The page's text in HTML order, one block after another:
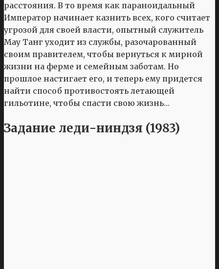
расстояния. В то время как параноидальный
Император начинает казнить всех, кого считает
угрозой для своей власти, опытный служитель
Мау Танг уходит из службы, разочарованный
своим правителем, чтобы вернуться к мирной
жизни на ферме и семейным заботам. Но
прошлое настигает его, и теперь ему придется
найти способ противостоять летающей
гильотине, чтобы спасти свою жизнь…
Задание леди-ниндзя (1983)